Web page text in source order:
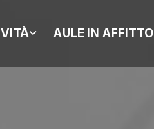
AULE IN AFFITTO